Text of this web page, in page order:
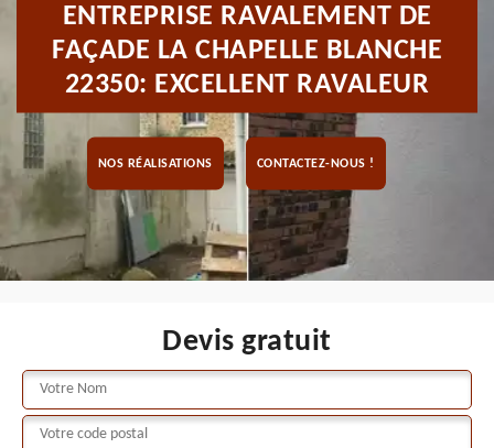
ENTREPRISE RAVALEMENT DE
FAÇADE LA CHAPELLE BLANCHE
22350: EXCELLENT RAVALEUR
NOS RÉALISATIONS CONTACTEZ-NOUS !
Devis gratuit